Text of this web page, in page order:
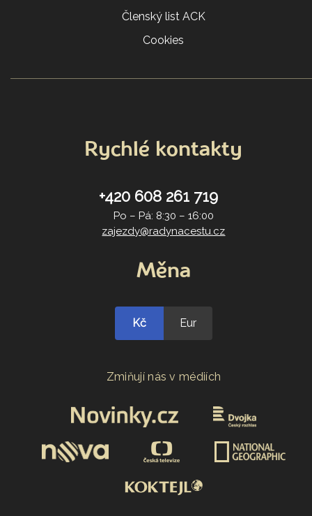
Členský list ACK
Cookies
Rychlé kontakty
+420 608 261 719
Po – Pá: 8:30 – 16:00
zajezdy@radynacestu.cz
Měna
Kč Eur
Zmiňují nás v médiích